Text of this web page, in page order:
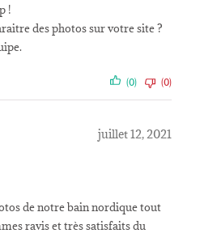
!
des photos sur votre site ?
(0) (0)
juillet 12, 2021
de notre bain nordique tout
ravis et très satisfaits du